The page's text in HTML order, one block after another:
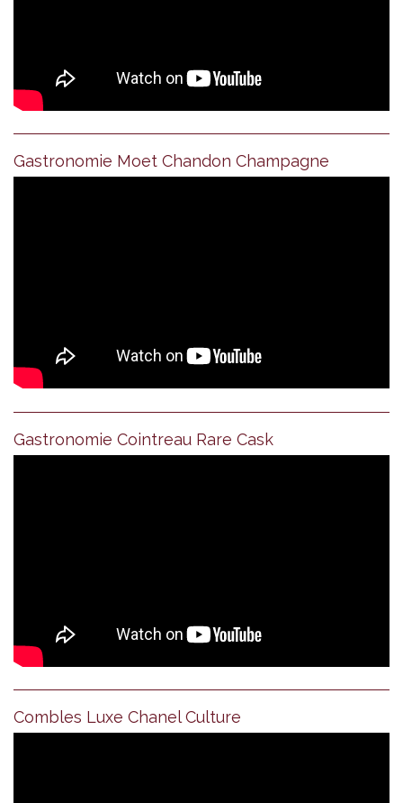
Gastronomie Moet Chandon Champagne
Gastronomie Cointreau Rare Cask
Combles Luxe Chanel Culture